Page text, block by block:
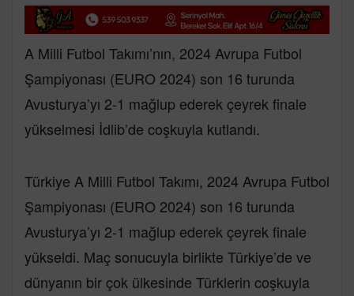
A Milli Futbol Takımı’nın, 2024 Avrupa Futbol
Şampiyonası (EURO 2024) son 16 turunda
Avusturya’yı 2-1 mağlup ederek çeyrek finale
yükselmesi İdlib’de coşkuyla kutlandı.
Türkiye A Milli Futbol Takımı, 2024 Avrupa Futbol
Şampiyonası (EURO 2024) son 16 turunda
Avusturya’yı 2-1 mağlup ederek çeyrek finale
yükseldi. Maç sonucuyla birlikte Türkiye’de ve
dünyanın bir çok ülkesinde Türklerin coşkuyla